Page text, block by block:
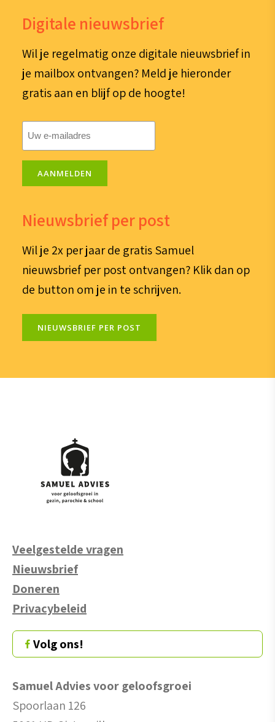
Digitale nieuwsbrief
Wil je regelmatig onze digitale nieuwsbrief in
je mailbox ontvangen? Meld je hieronder
gratis aan en blijf op de hoogte!
AANMELDEN
Nieuwsbrief per post
Wil je 2x per jaar de gratis Samuel
nieuwsbrief per post ontvangen? Klik dan op
de button om je in te schrijven.
NIEUWSBRIEF PER POST
Veelgestelde vragen
Nieuwsbrief
Doneren
Privacybeleid
Volg ons!
Samuel Advies voor geloofsgroei
Spoorlaan 126